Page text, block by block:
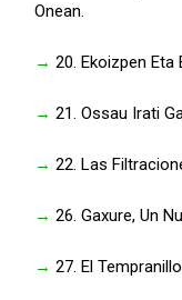
Onean.
→ 20. Ekoizpen Eta
→ 21. Ossau Irati
→ 22. Las
→ 26. Gaxure, Un
→ 27. El